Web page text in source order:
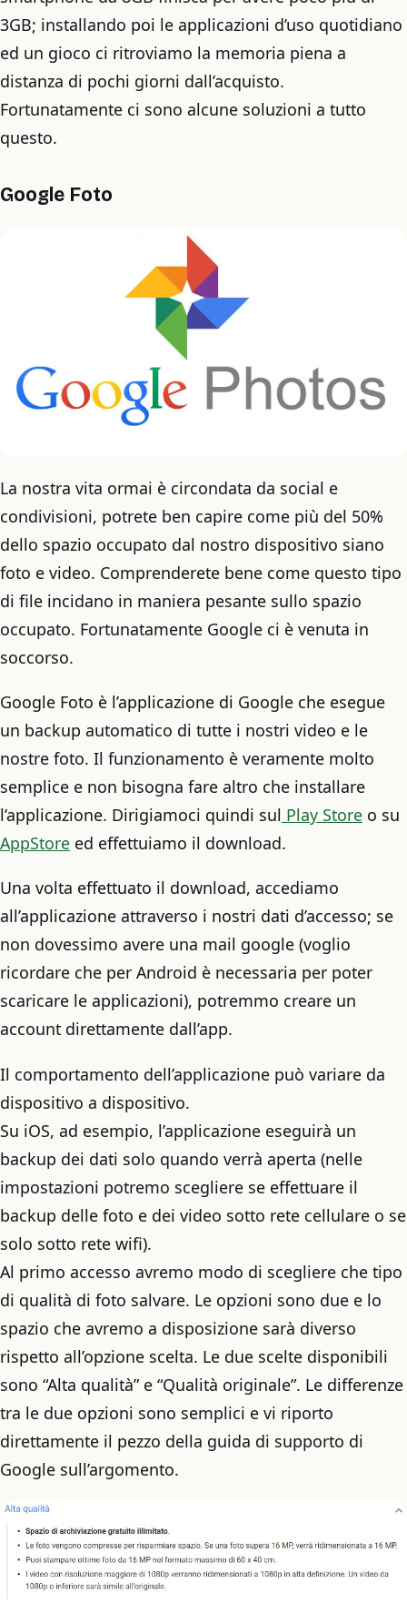
3GB; installando poi le applicazioni d’uso quotidiano
ed un gioco ci ritroviamo la memoria piena a
distanza di pochi giorni dall’acquisto.
Fortunatamente ci sono alcune soluzioni a tutto
questo.
Google Foto
La nostra vita ormai è circondata da social e
condivisioni, potrete ben capire come più del 50%
dello spazio occupato dal nostro dispositivo siano
foto e video. Comprenderete bene come questo tipo
di file incidano in maniera pesante sullo spazio
occupato. Fortunatamente Google ci è venuta in
soccorso.
Google Foto è l’applicazione di Google che esegue
un backup automatico di tutte i nostri video e le
nostre foto. Il funzionamento è veramente molto
semplice e non bisogna fare altro che installare
l’applicazione. Dirigiamoci quindi sul Play Store o su
AppStore ed effettuiamo il download.
Una volta effettuato il download, accediamo
all’applicazione attraverso i nostri dati d’accesso; se
non dovessimo avere una mail google (voglio
ricordare che per Android è necessaria per poter
scaricare le applicazioni), potremmo creare un
account direttamente dall’app.
Il comportamento dell’applicazione può variare da
dispositivo a dispositivo.
Su iOS, ad esempio, l’applicazione eseguirà un
backup dei dati solo quando verrà aperta (nelle
impostazioni potremo scegliere se effettuare il
backup delle foto e dei video sotto rete cellulare o se
solo sotto rete wifi).
Al primo accesso avremo modo di scegliere che tipo
di qualità di foto salvare. Le opzioni sono due e lo
spazio che avremo a disposizione sarà diverso
rispetto all’opzione scelta. Le due scelte disponibili
sono “Alta qualità” e “Qualità originale”. Le differenze
tra le due opzioni sono semplici e vi riporto
direttamente il pezzo della guida di supporto di
Google sull’argomento.